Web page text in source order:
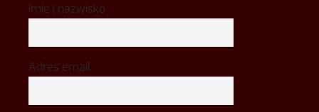
Imię i nazwisko
Adres email